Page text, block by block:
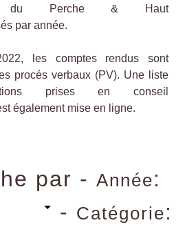
du Perche & Haut
par année.
les comptes rendus sont
procés verbaux (PV). Une liste
prises en conseil
également mise en ligne.
par - Année:
- Catégorie: